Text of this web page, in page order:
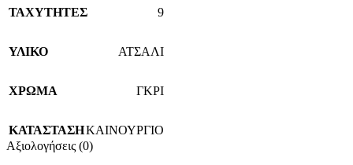
ΤΑΧΥΤΗΤΕΣ 9
ΥΛΙΚΟ ΑΤΣΑΛΙ
ΧΡΩΜΑ ΓΚΡΙ
ΚΑΤΑΣΤΑΣΗΚΑΙΝΟΥΡΓΙΟ
Αξιολογήσεις (0)